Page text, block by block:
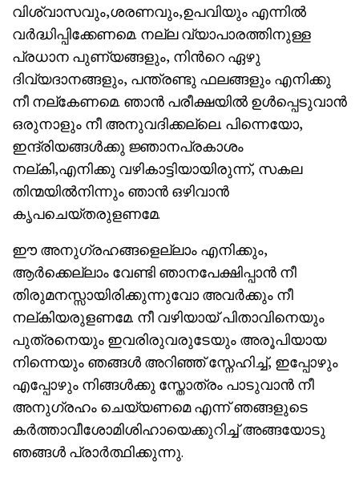
വിശ്വാസവും,ശരണവും,ഉപവിയും എന്നിൽ
വർദ്ധിപ്പിക്കേണമെ. നല്ല വ്യാപാരത്തിനുള്ള
പ്രധാന പുണ്യങ്ങളും, നിന്‍റെ ഏഴു
ദിവ്യദാനങ്ങളും, പന്ത്രണ്ടു ഫലങ്ങളും എനിക്കു
നീ നല്കേണമെ. ഞാൻ പരീക്ഷയിൽ ഉൾപ്പെടുവാൻ
ഒരുനാളും നീ അനുവദിക്കല്ലെ. പിന്നെയോ,
ഇന്ദ്രിയങ്ങൾക്കു ജ്ഞാനപ്രകാശം
നല്കി,എനിക്കു വഴികാട്ടിയായിരുന്ന്, സകല
തിന്മയിൽനിന്നും ഞാൻ ഒഴിവാൻ
കൃപചെയ്തരുളണമേ.
ഈ അനുഗ്രഹങ്ങളെല്ലാം എനിക്കും,
ആർക്കെല്ലാം വേണ്ടി ഞാനപേക്ഷിപ്പാൻ നീ
തിരുമനസ്സായിരിക്കുന്നുവോ അവർക്കും നീ
നല്കിയരുളണമേ. നീ വഴിയായ് പിതാവിനെയും
പുത്രനെയും ഇവരിരുവരുടേയും അരൂപിയായ
നിന്നെയും ഞങ്ങൾ അറിഞ്ഞ് സ്നേഹിച്ച്, ഇപ്പോഴും
എപ്പോഴും നിങ്ങൾക്കു സ്തോത്രം പാടുവാൻ നീ
അനുഗ്രഹം ചെയ്യണമെ എന്ന് ഞങ്ങളുടെ
കർത്താവീശോമിശിഹായെക്കുറിച്ച് അങ്ങയോടു
ഞങ്ങൾ പ്രാർത്ഥിക്കുന്നു.